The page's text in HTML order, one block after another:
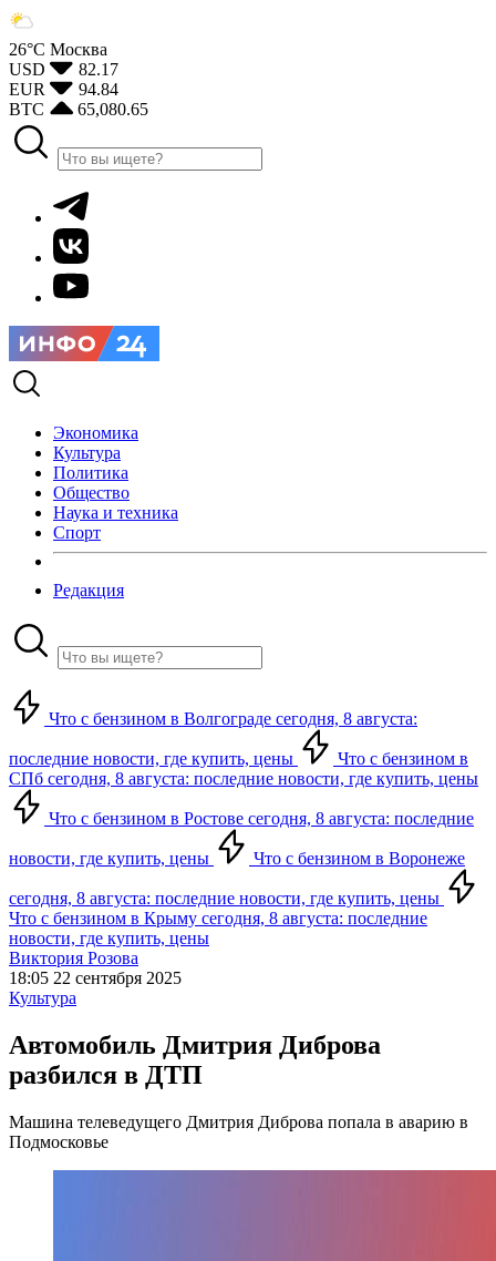
26°С Москва
USD
82.17
EUR
94.84
BTC
65,080.65
Экономика
Культура
Политика
Общество
Наука и техника
Спорт
Редакция
Что с бензином в Волгограде сегодня, 8 августа:
последние новости, где купить, цены
Что с бензином в
СПб сегодня, 8 августа: последние новости, где купить, цены
Что с бензином в Ростове сегодня, 8 августа: последние
новости, где купить, цены Что с бензином в Воронеже
сегодня, 8 августа: последние новости, где купить, цены
Что с бензином в Крыму сегодня, 8 августа: последние
новости, где купить, цены
Виктория Розова
18:05 22 сентября 2025
Культура
Автомобиль Дмитрия Диброва
разбился в ДТП
Машина телеведущего Дмитрия Диброва попала в аварию в
Подмосковье